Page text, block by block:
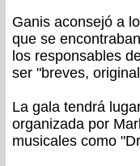
Ganis aconsejó a
que se
los responsables
ser "breves,
La gala tendrá
organizada por
musicales como